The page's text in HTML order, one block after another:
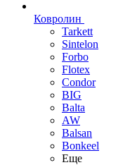
Ковролин
Tarkett
Sintelon
Forbo
Flotex
Condor
BIG
Balta
AW
Balsan
Bonkeel
Еще